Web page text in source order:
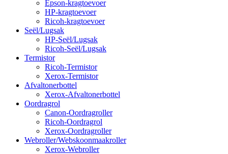
Epson-kragtoevoer
HP-kragtoevoer
Ricoh-kragtoevoer
Seël/Lugsak
HP-Seël/Lugsak
Ricoh-Seël/Lugsak
Termistor
Ricoh-Termistor
Xerox-Termistor
Afvaltonerbottel
Xerox-Afvaltonerbottel
Oordragrol
Canon-Oordragroller
Ricoh-Oordragrol
Xerox-Oordragroller
Webroller/Webskoonmaakroller
Xerox-Webroller